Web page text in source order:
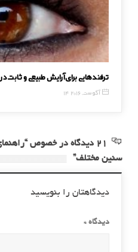
ترفندهایی برای آرایش طبیعی و ثابت
14 آگوست, 2016
21 دیدگاه در خصوص
سنین مختلف”
دیدگاهتان را بنویسید
دیدگاه *